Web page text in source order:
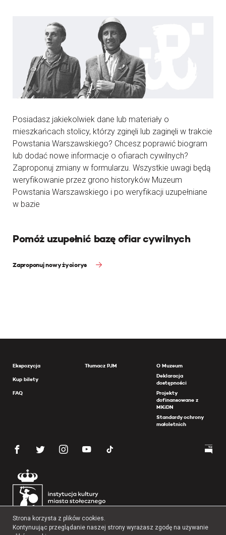
Posiadasz jakiekolwiek dane lub materiały o
mieszkańcach stolicy, którzy zginęli lub zaginęli w trakcie
Powstania Warszawskiego? Chcesz poprawić biogram
lub dodać nowe informacje o ofiarach cywilnych?
Zaproponuj zmiany w formularzu. Wszystkie uwagi będą
weryfikowanie przez grono historyków Muzeum
Powstania Warszawskiego i po weryfikacji uzupełniane
w bazie
Pomóż uzupełnić bazę ofiar cywilnych
Zaproponuj nowy życiorys
Ekspozycja
Kup bilety
FAQ
Tłumacz PJM
O Muzeum
Deklaracja
dostępności
Projekty
dofinansowane z
MKiDN
Standardy ochrony
małoletnich
Strona korzysta z plików cookies.
Kontynuując przeglądanie naszej strony wyrażasz zgodę na używanie